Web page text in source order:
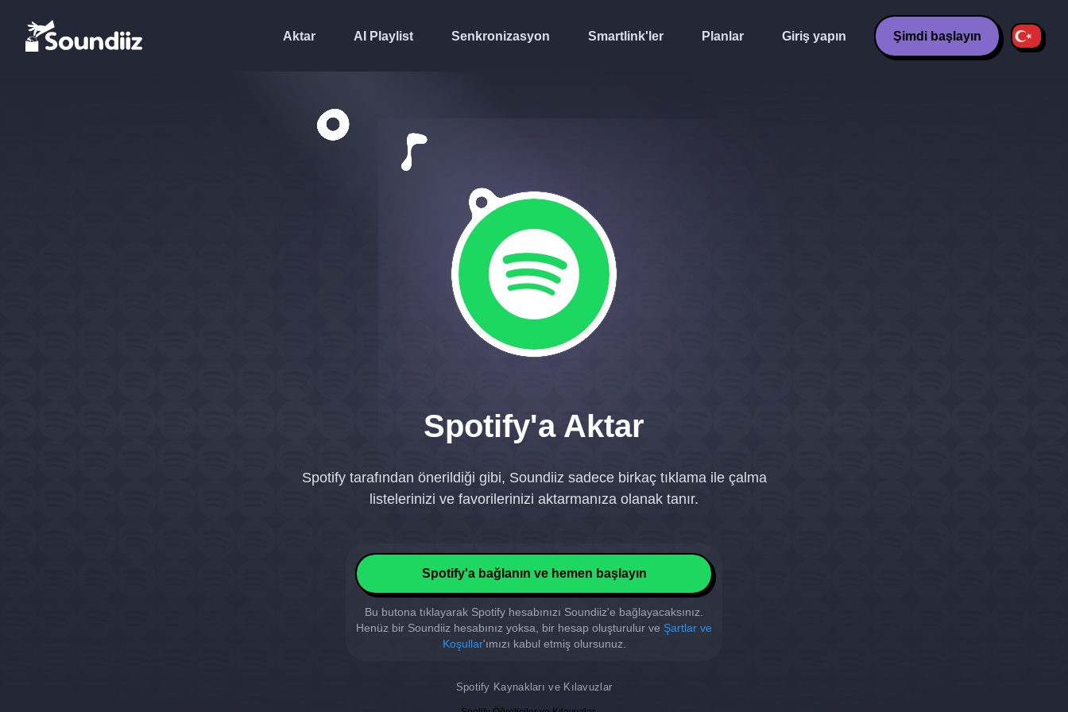
Aktar AI Playlist Senkronizasyon Smartlink'ler Planlar Giriş yapın Şimdi başlayın
Spotify'a Aktar
Spotify tarafından önerildiği gibi, Soundiiz sadece birkaç tıklama ile çalma
listelerinizi ve favorilerinizi aktarmanıza olanak tanır.
Spotify'a bağlanın ve hemen başlayın
Bu butona tıklayarak Spotify hesabınızı Soundiiz'e bağlayacaksınız.
Henüz bir Soundiiz hesabınız yoksa, bir hesap oluşturulur ve Şartlar ve
Koşullar'ımızı kabul etmiş olursunuz.
Spotify Kaynakları ve Kılavuzlar